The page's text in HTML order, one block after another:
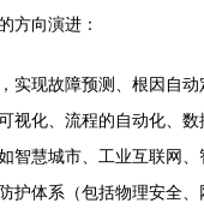
方向演进：
实现故障预测、根因自
化、流程的自动化、
慧城市、工业互联网
护体系（包括物理安全